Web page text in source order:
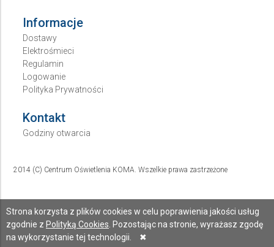
Strona korzysta z plików cookies w celu poprawienia jakości usług
zgodnie z Polityką Cookies . Pozostając na stronie, wyrażasz zgodę
na wykorzystanie tej technologii.
✖
Informacje
Dostawy
Elektrośmieci
Regulamin
Logowanie
Polityka Prywatności
Kontakt
Godziny otwarcia
2014 (C) Centrum Oświetlenia KOMA. Wszelkie prawa zastrzeżone